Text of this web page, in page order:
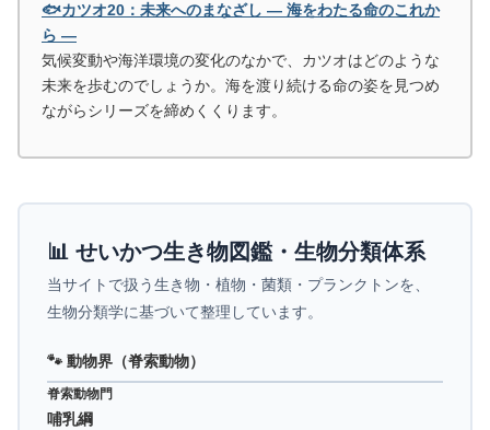
🐟カツオ20：未来へのまなざし ― 海をわたる命のこれか
ら ―
気候変動や海洋環境の変化のなかで、カツオはどのような
未来を歩むのでしょうか。海を渡り続ける命の姿を見つめ
ながらシリーズを締めくくります。
📊 せいかつ生き物図鑑・生物分類体系
当サイトで扱う生き物・植物・菌類・プランクトンを、
生物分類学に基づいて整理しています。
🐾 動物界（脊索動物）
脊索動物門
哺乳綱